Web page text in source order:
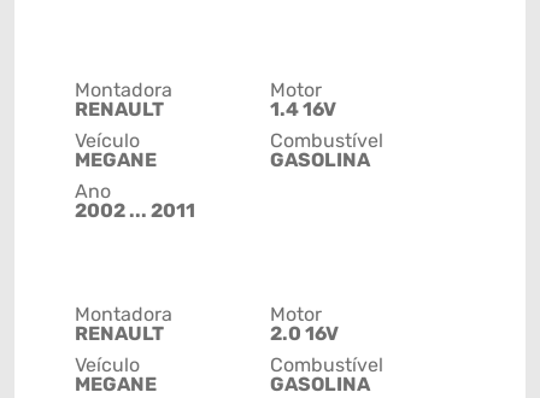
Montadora
RENAULT
Veículo
MEGANE
Ano
2002 ... 2011
Motor
1.4 16V
Combustível
GASOLINA
Montadora
RENAULT
Veículo
MEGANE
Motor
2.0 16V
Combustível
GASOLINA